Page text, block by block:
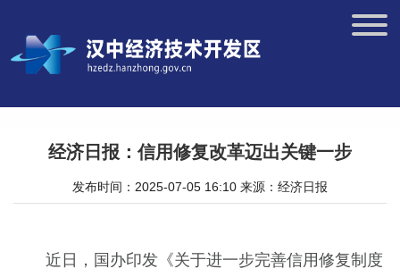
经济日报：信用修复改革迈出关键一步
发布时间：2025-07-05 16:10 来源：经济日报
近日，国办印发《关于进一步完善信用修复制度